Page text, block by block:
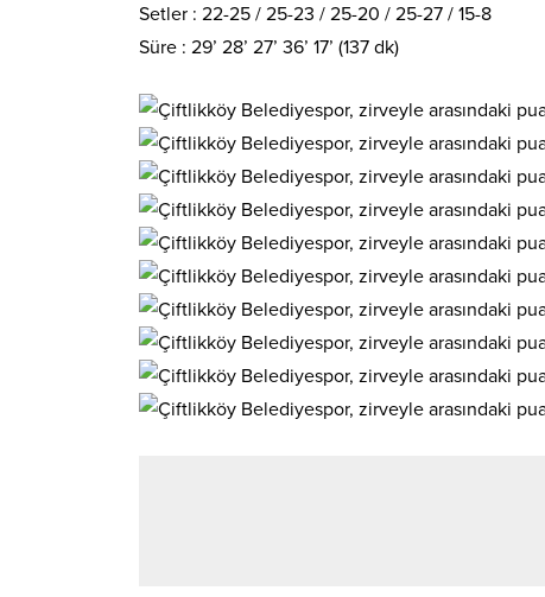
Setler : 22-25 / 25-23 / 25-20 / 25-27 / 15-8
Süre : 29’ 28’ 27’ 36’ 17’ (137 dk)